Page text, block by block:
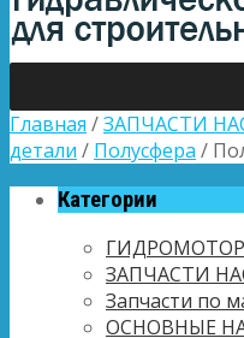
Главная /ЗАПЧАСТИ
детали / Полусфера /
Категории
ЗАПЧАСТИ
Запчасти по
ОСНОВНЫЕ